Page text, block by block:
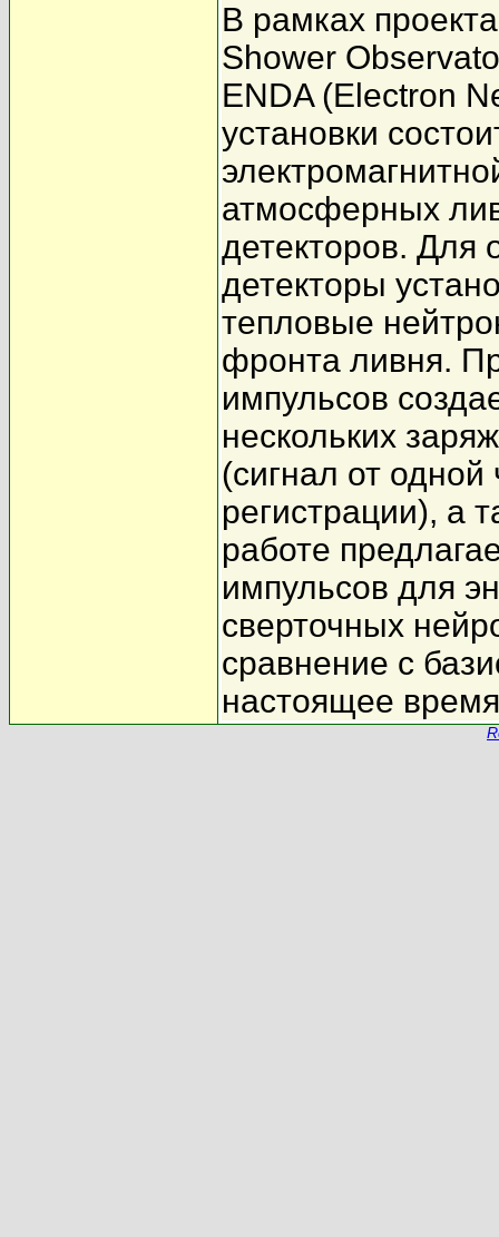
В рамках
Shower
ENDA (Electron
установки
атмосферных
детекторов. Для
детекторы
тепловые
фронта ливня.
импульсов
нескольких
(сигнал от
регистрации), а
работе
импульсов для
сверточных
сравнение с
настоящее